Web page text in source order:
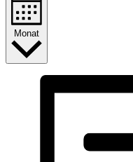
Monat